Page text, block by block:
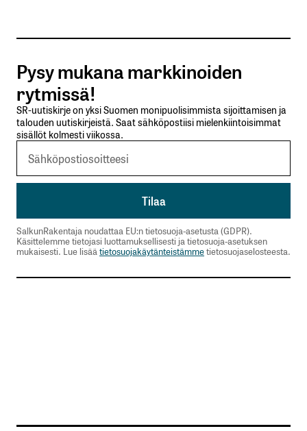
Tilaa SalkunRakentajan uutiskirje
Lähetä kommentti
Pysy mukana markkinoiden
rytmissä!
SR-uutiskirje on yksi Suomen monipuolisimmista sijoittamisen ja
talouden uutiskirjeistä. Saat sähköpostiisi mielenkiintoisimmat
sisällöt kolmesti viikossa.
SalkunRakentaja noudattaa EU:n tietosuoja-asetusta (GDPR).
Käsittelemme tietojasi luottamuksellisesti ja tietosuoja-asetuksen
mukaisesti. Lue lisää tietosuojakäytänteistämmetietosuojaselosteesta.